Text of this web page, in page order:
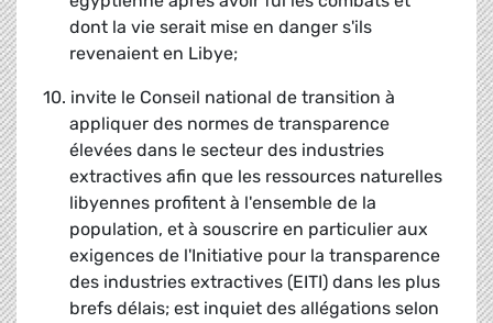
dont la vie serait mise en danger s'ils
revenaient en Libye;
10. invite le Conseil national de transition à
appliquer des normes de transparence
élevées dans le secteur des industries
extractives afin que les ressources naturelles
libyennes profitent à l'ensemble de la
population, et à souscrire en particulier aux
exigences de l'Initiative pour la transparence
des industries extractives (EITI) dans les plus
brefs délais; est inquiet des allégations selon